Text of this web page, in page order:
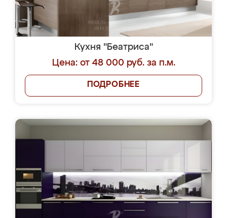
Кухня "Беатриса"
Цена: от 48 000 руб. за п.м.
ПОДРОБНЕЕ